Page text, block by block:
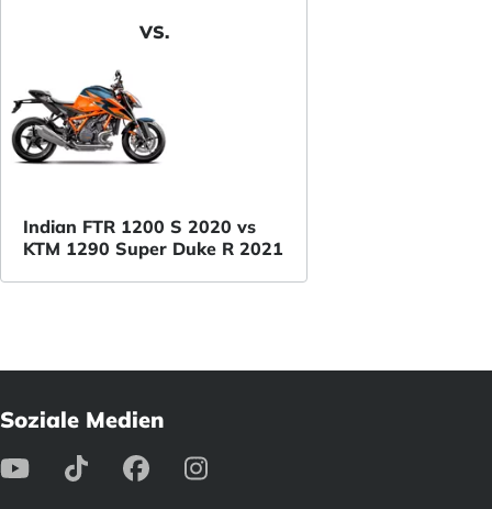
VS.
Indian FTR 1200 S 2020 vs
KTM 1290 Super Duke R 2021
Soziale Medien